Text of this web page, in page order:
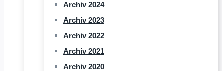
Archiv 2024
Archiv 2023
Archiv 2022
Archiv 2021
Archiv 2020